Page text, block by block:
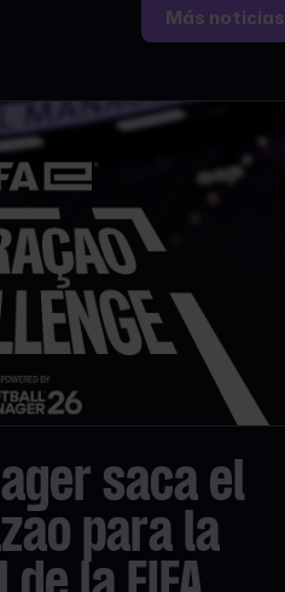
Más noticias
saca el
para la